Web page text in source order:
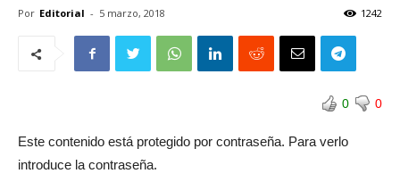
Por Editorial - 5 marzo, 2018 1242
0 0
Este contenido está protegido por contraseña. Para verlo
introduce la contraseña.